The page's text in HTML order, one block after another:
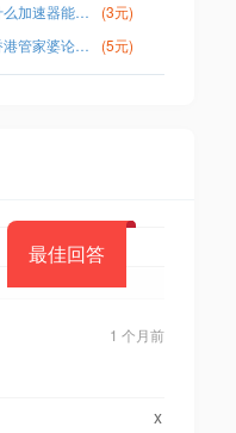
什么加速器能加速谷歌
(3元)
香港管家婆论坛手机站27735
(5元)
最佳回答
1 个月前
x